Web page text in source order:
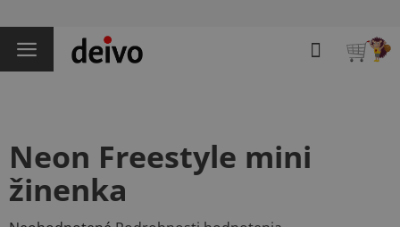
na
obsah
Hľadať
Neon Freestyle mini
žinenka